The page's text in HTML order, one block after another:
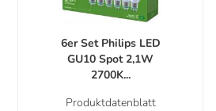
6er Set Philips LED
GU10 Spot 2,1W
2700K...
Produktdatenblatt